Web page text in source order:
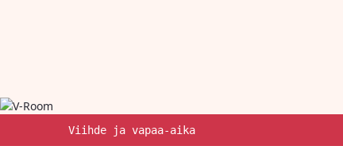
Viihde ja vapaa-aika